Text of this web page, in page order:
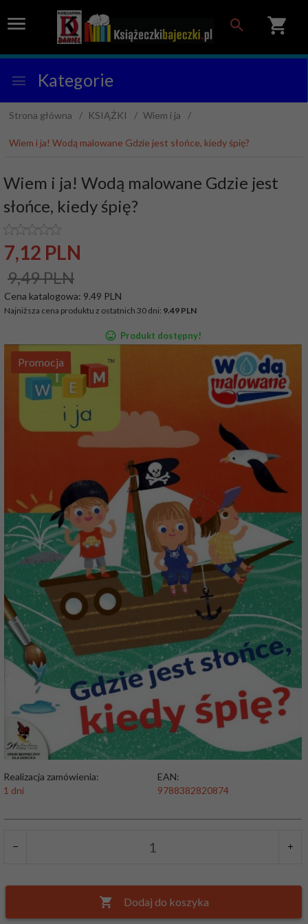
Kategorie
Strona główna KSIĄŻKI Wiem i ja
Wiem i ja! Wodą malowane Gdzie jest słońce, kiedy śpię?
Wiem i ja! Wodą malowane Gdzie jest
słońce, kiedy śpię?
7,12 PLN
9,49 PLN
Cena katalogowa: 9.49 PLN
Najniższa cena produktu z ostatnich 30 dni: 9.49 PLN
Produkt dostępny!
Promocja
Realizacja zamówienia:
1 dni
EAN:
9788382820874
Dodaj do koszyka